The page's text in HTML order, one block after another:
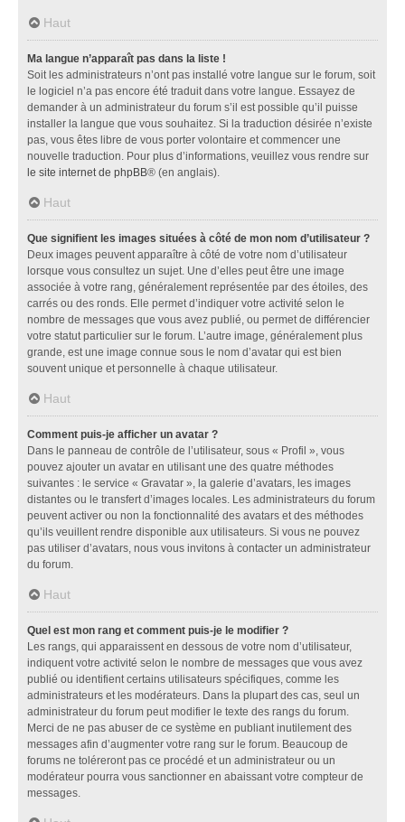
Haut
Ma langue n’apparaît pas dans la liste !
Soit les administrateurs n’ont pas installé votre langue sur le forum, soit
le logiciel n’a pas encore été traduit dans votre langue. Essayez de
demander à un administrateur du forum s’il est possible qu’il puisse
installer la langue que vous souhaitez. Si la traduction désirée n’existe
pas, vous êtes libre de vous porter volontaire et commencer une
nouvelle traduction. Pour plus d’informations, veuillez vous rendre sur
le site internet de phpBB® (en anglais).
Haut
Que signifient les images situées à côté de mon nom d’utilisateur ?
Deux images peuvent apparaître à côté de votre nom d’utilisateur
lorsque vous consultez un sujet. Une d’elles peut être une image
associée à votre rang, généralement représentée par des étoiles, des
carrés ou des ronds. Elle permet d’indiquer votre activité selon le
nombre de messages que vous avez publié, ou permet de différencier
votre statut particulier sur le forum. L’autre image, généralement plus
grande, est une image connue sous le nom d’avatar qui est bien
souvent unique et personnelle à chaque utilisateur.
Haut
Comment puis-je afficher un avatar ?
Dans le panneau de contrôle de l’utilisateur, sous « Profil », vous
pouvez ajouter un avatar en utilisant une des quatre méthodes
suivantes : le service « Gravatar », la galerie d’avatars, les images
distantes ou le transfert d’images locales. Les administrateurs du forum
peuvent activer ou non la fonctionnalité des avatars et des méthodes
qu’ils veuillent rendre disponible aux utilisateurs. Si vous ne pouvez
pas utiliser d’avatars, nous vous invitons à contacter un administrateur
du forum.
Haut
Quel est mon rang et comment puis-je le modifier ?
Les rangs, qui apparaissent en dessous de votre nom d’utilisateur,
indiquent votre activité selon le nombre de messages que vous avez
publié ou identifient certains utilisateurs spécifiques, comme les
administrateurs et les modérateurs. Dans la plupart des cas, seul un
administrateur du forum peut modifier le texte des rangs du forum.
Merci de ne pas abuser de ce système en publiant inutilement des
messages afin d’augmenter votre rang sur le forum. Beaucoup de
forums ne toléreront pas ce procédé et un administrateur ou un
modérateur pourra vous sanctionner en abaissant votre compteur de
messages.